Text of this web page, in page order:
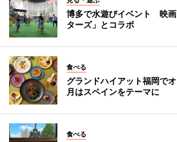
博多で水遊びイベント 映画
ターズ」とコラボ
食べる
グランドハイアット福岡で
月はスペインをテーマに
食べる